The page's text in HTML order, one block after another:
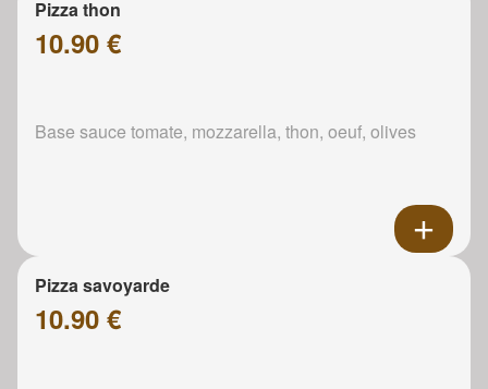
Pizza thon
10.90 €
Base sauce tomate, mozzarella, thon, oeuf, olives
Pizza savoyarde
10.90 €